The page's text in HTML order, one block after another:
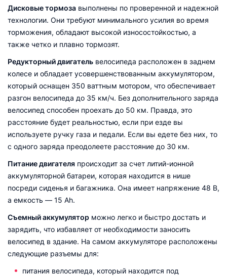
Дисковые тормоза выполнены по проверенной и надежной
технологии. Они требуют минимального усилия во время
торможения, обладают высокой износостойкостью, а
также четко и плавно тормозят.
Редукторный двигатель велосипеда расположен в заднем
колесе и обладает усовершенствованным аккумулятором,
который оснащен 350 ваттным мотором, что обеспечивает
разгон велосипеда до 35 км/ч. Без дополнительного заряда
велосипед способен проехать до 50 км. Правда, это
расстояние будет реальностью, если при езде вы
используете ручку газа и педали. Если вы едете без них, то
с одного заряда преодолеете расстояние до 30 км.
Питание двигателя происходит за счет литий-ионной
аккумуляторной батареи, которая находится в нише
посреди сиденья и багажника. Она имеет напряжение 48 В,
а емкость — 15 Ah.
Съемный аккумулятор можно легко и быстро достать и
зарядить, что избавляет от необходимости заносить
велосипед в здание. На самом аккумуляторе расположены
следующие разъемы для:
питания велосипеда, который находится под